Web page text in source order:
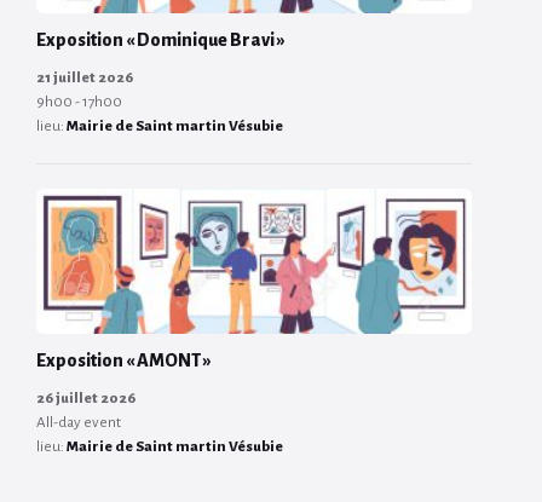
Exposition « Dominique Bravi »
21 juillet 2026
9h00 - 17h00
lieu: Mairie de Saint martin Vésubie
Exposition « AMONT »
26 juillet 2026
All-day event
lieu: Mairie de Saint martin Vésubie